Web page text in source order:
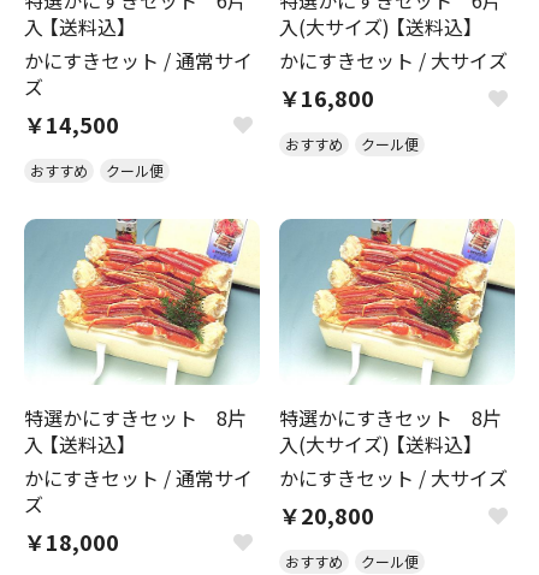
入 【送料込】
かにすきセット /通常サイ
ズ
￥14,500
おすすめ クール便
入(大サイズ) 【送料込】
かにすきセット / 大サイズ
￥16,800
おすすめ クール便
特選かにすきセット 8片
入 【送料込】
かにすきセット /通常サイ
ズ
￥18,000
特選かにすきセット 8片
入(大サイズ) 【送料込】
かにすきセット / 大サイズ
￥20,800
おすすめ クール便